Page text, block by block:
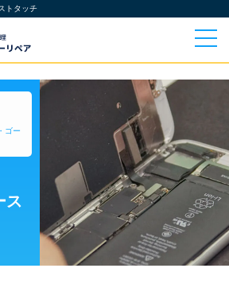
トタッチ
ゴー
ス